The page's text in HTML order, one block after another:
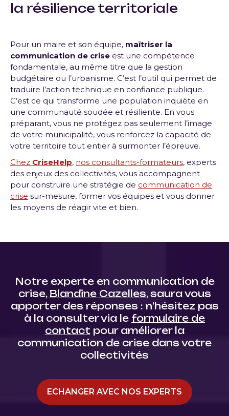
la résilience territoriale
Pour un maire et son équipe, maîtriser la
communication de crise est une compétence
fondamentale, au même titre que la gestion
budgétaire ou l’urbanisme. C’est l’outil qui permet de
traduire l’action technique en confiance publique.
C’est ce qui transforme une population inquiète en
une communauté soudée et résiliente. En vous
préparant, vous ne protégez pas seulement l’image
de votre municipalité, vous renforcez la capacité de
votre territoire tout entier à surmonter l’épreuve.
Chez CriseHelp, nos consultants-formateurs, experts
des enjeux des collectivités, vous accompagnent
pour construire une stratégie de communication de
crise sur-mesure, former vos équipes et vous donner
les moyens de réagir vite et bien.
Notre experte en communication de
crise,Blandine Cazelles, saura vous
apporter des réponses : n’hésitez pas
à la consulter via le formulaire de
contact pour améliorer la
communication de crise dans votre
collectivités
ECHANGER AVEC NOS EXPERTS